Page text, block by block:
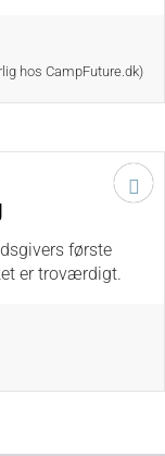
hos CampFuture.dk)
første
er troværdigt.